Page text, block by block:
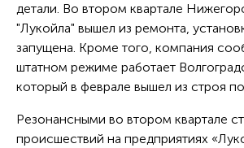
детали. Во втором квартале
"Лукойла" вышел из ремонта,
запущена. Кроме того, компания
штатном режиме работает
который в феврале вышел из строя
Резонансными во втором квартале
происшествий на предприятиях